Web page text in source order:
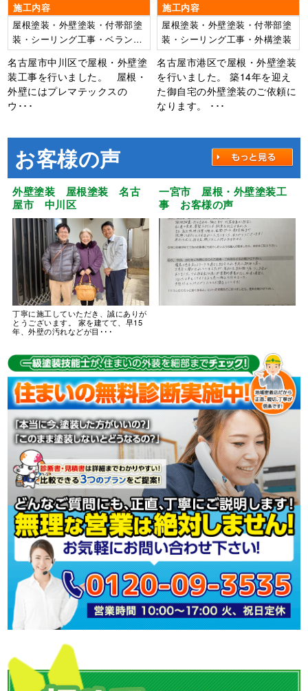
施工内容
屋根塗装・外壁塗装・付帯部塗
装・シーリング工事・ベランダ
FRP防水工事
名古屋市中川区で屋根・外壁塗
装工事を行いました。 屋根・
外壁にはプレマテックスの
ウ･･･
施工内容
屋根塗装・外壁塗装・付帯部塗
装・シーリング工事・外構塗装
名古屋市港区で屋根・外壁塗装
を行いました。 築14年を迎え
た御自宅の外壁塗装のご依頼に
なります。 ･･･
お客様の声
外壁塗装 屋根塗装 名古
屋市 中川区
丁寧に施工していただき、誠にありが
とうございます。 家を建てて、早15
年、外壁の汚れなどが目･･･
一宮市 屋根・外壁塗装工
事 お客様の声